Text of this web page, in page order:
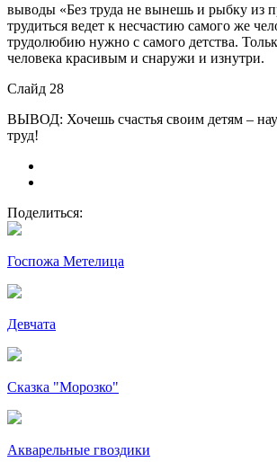
выводы «Без труда не вынешь и рыбку из
трудиться ведет к несчастию самого же
трудолюбию нужно с самого детства.
человека красивым и снаружи и изнутри.
Слайд 28
ВЫВОД: Хочешь счастья своим детям –
труд!
Поделиться:
Госпожа Метелица
Девчата
Сказка "Морозко"
Акварельные гвоздики